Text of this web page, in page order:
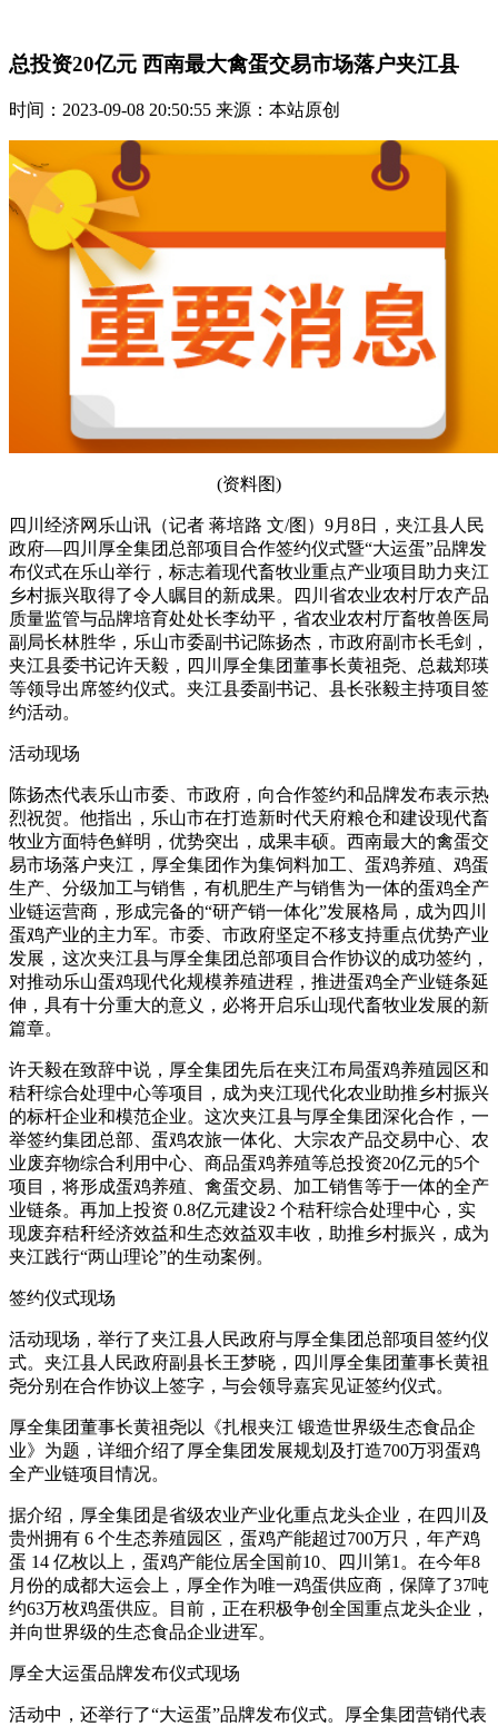
总投资20亿元 西南最大禽蛋交易市场落户夹江县
时间：2023-09-08 20:50:55 来源：本站原创
(资料图)
四川经济网乐山讯（记者 蒋培路 文/图）9月8日，夹江县人民
政府—四川厚全集团总部项目合作签约仪式暨“大运蛋”品牌发
布仪式在乐山举行，标志着现代畜牧业重点产业项目助力夹江
乡村振兴取得了令人瞩目的新成果。四川省农业农村厅农产品
质量监管与品牌培育处处长李幼平，省农业农村厅畜牧兽医局
副局长林胜华，乐山市委副书记陈扬杰，市政府副市长毛剑，
夹江县委书记许天毅，四川厚全集团董事长黄祖尧、总裁郑瑛
等领导出席签约仪式。夹江县委副书记、县长张毅主持项目签
约活动。
活动现场
陈扬杰代表乐山市委、市政府，向合作签约和品牌发布表示热
烈祝贺。他指出，乐山市在打造新时代天府粮仓和建设现代畜
牧业方面特色鲜明，优势突出，成果丰硕。西南最大的禽蛋交
易市场落户夹江，厚全集团作为集饲料加工、蛋鸡养殖、鸡蛋
生产、分级加工与销售，有机肥生产与销售为一体的蛋鸡全产
业链运营商，形成完备的“研产销一体化”发展格局，成为四川
蛋鸡产业的主力军。市委、市政府坚定不移支持重点优势产业
发展，这次夹江县与厚全集团总部项目合作协议的成功签约，
对推动乐山蛋鸡现代化规模养殖进程，推进蛋鸡全产业链条延
伸，具有十分重大的意义，必将开启乐山现代畜牧业发展的新
篇章。
许天毅在致辞中说，厚全集团先后在夹江布局蛋鸡养殖园区和
秸秆综合处理中心等项目，成为夹江现代化农业助推乡村振兴
的标杆企业和模范企业。这次夹江县与厚全集团深化合作，一
举签约集团总部、蛋鸡农旅一体化、大宗农产品交易中心、农
业废弃物综合利用中心、商品蛋鸡养殖等总投资20亿元的5个
项目，将形成蛋鸡养殖、禽蛋交易、加工销售等于一体的全产
业链条。再加上投资 0.8亿元建设2 个秸秆综合处理中心，实
现废弃秸秆经济效益和生态效益双丰收，助推乡村振兴，成为
夹江践行“两山理论”的生动案例。
签约仪式现场
活动现场，举行了夹江县人民政府与厚全集团总部项目签约仪
式。夹江县人民政府副县长王梦晓，四川厚全集团董事长黄祖
尧分别在合作协议上签字，与会领导嘉宾见证签约仪式。
厚全集团董事长黄祖尧以《扎根夹江 锻造世界级生态食品企
业》为题，详细介绍了厚全集团发展规划及打造700万羽蛋鸡
全产业链项目情况。
据介绍，厚全集团是省级农业产业化重点龙头企业，在四川及
贵州拥有 6 个生态养殖园区，蛋鸡产能超过700万只，年产鸡
蛋 14 亿枚以上，蛋鸡产能位居全国前10、四川第1。在今年8
月份的成都大运会上，厚全作为唯一鸡蛋供应商，保障了37吨
约63万枚鸡蛋供应。目前，正在积极争创全国重点龙头企业，
并向世界级的生态食品企业进军。
厚全大运蛋品牌发布仪式现场
活动中，还举行了“大运蛋”品牌发布仪式。厚全集团营销代表